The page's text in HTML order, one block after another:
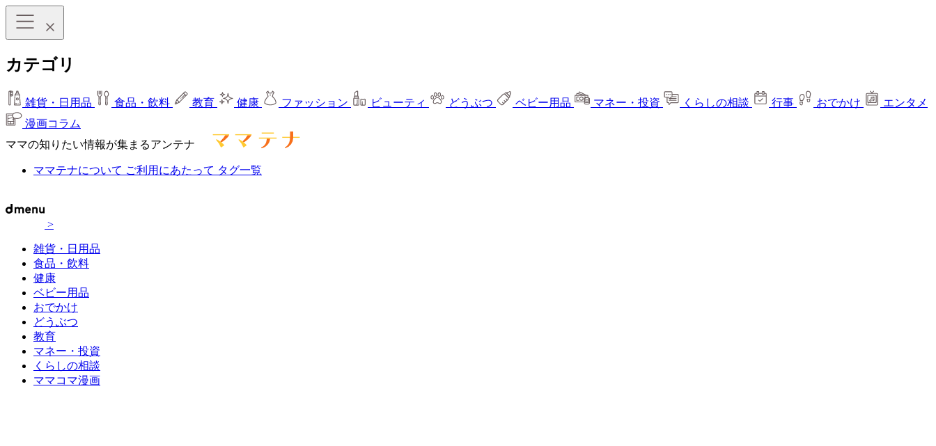
カテゴリ
雑貨・日用品 食品・飲料 教育 健康 ファッション ビューティ どうぶつ ベビー用品 マネー・投資 くらしの相談 行事 おでかけ
エンタメ
漫画コラム
ママの知りたい情報が集まるアンテナ
ママテナについて ご利用にあたって タグ一覧
>
雑貨・日用品
食品・飲料
健康
ベビー用品
おでかけ
どうぶつ
教育
マネー・投資
くらしの相談
ママコマ漫画